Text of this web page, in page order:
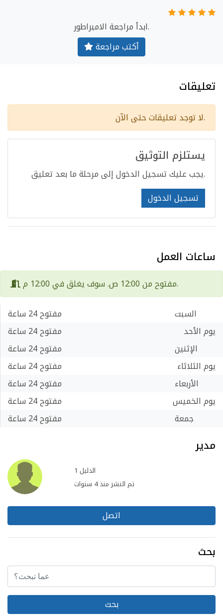
ابدأ مراجعة الامبراطور.
أكتب مراجعة
تعليقات
لا توجد تعليقات حتى الآن.
يستلزم التوثيق
يجب عليك تسجيل الدخول إلى مرحلة ما بعد تعليق.
تسجيل الدخول
ساعات العمل
مفتوح من 12:00 ص. سوف يغلق في 12:00 م.
السبت
مفتوح 24 ساعة
يوم الأحد
مفتوح 24 ساعة
الإثنين
مفتوح 24 ساعة
يوم الثلاثاء
مفتوح 24 ساعة
الأربعاء
مفتوح 24 ساعة
يوم الخميس
مفتوح 24 ساعة
جمعة
مفتوح 24 ساعة
مدير
الدليل 1
تم النشر منذ 4 سنوات
اتصل
بحث